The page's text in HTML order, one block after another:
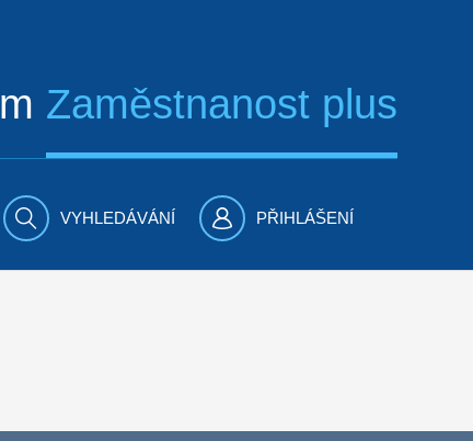
Zaměstnanost plus
VYHLEDÁVÁNÍ PŘIHLÁŠENÍ